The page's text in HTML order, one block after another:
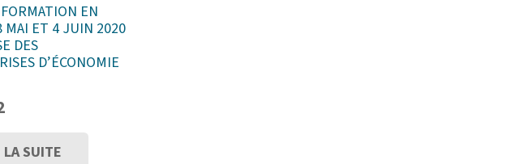
EN
MAI ET 4 JUIN 2020
DES
D’ÉCONOMIE
LA SUITE